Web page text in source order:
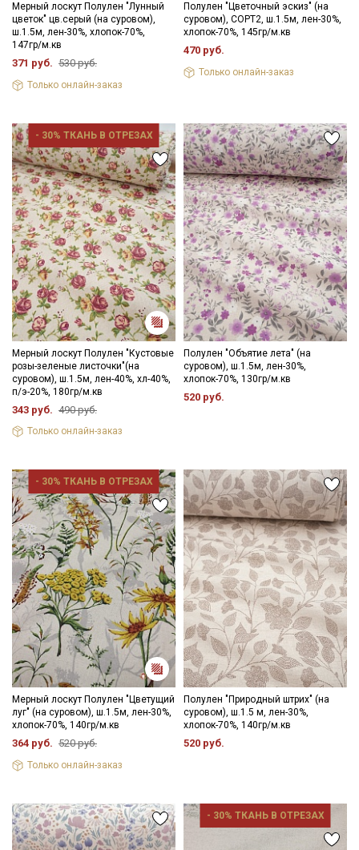
Мерный лоскут Полулен "Лунный
цветок" цв.серый (на суровом),
ш.1.5м, лен-30%, хлопок-70%,
147гр/м.кв
371 руб. 530 руб.
Только онлайн-заказ
Полулен "Цветочный эскиз" (на
суровом), СОРТ2, ш.1.5м, лен-30%,
хлопок-70%, 145гр/м.кв
470 руб.
Только онлайн-заказ
- 30% ТКАНЬ В ОТРЕЗАХ
Мерный лоскут Полулен "Кустовые
розы-зеленые листочки"(на
суровом), ш.1.5м, лен-40%, хл-40%,
п/э-20%, 180гр/м.кв
343 руб. 490 руб.
Только онлайн-заказ
Полулен "Объятие лета" (на
суровом), ш.1.5м, лен-30%,
хлопок-70%, 130гр/м.кв
520 руб.
- 30% ТКАНЬ В ОТРЕЗАХ
Мерный лоскут Полулен "Цветущий
луг" (на суровом), ш.1.5м, лен-30%,
хлопок-70%, 140гр/м.кв
364 руб. 520 руб.
Только онлайн-заказ
Полулен "Природный штрих" (на
суровом), ш.1.5 м, лен-30%,
хлопок-70%, 140гр/м.кв
520 руб.
- 30% ТКАНЬ В ОТРЕЗАХ
Подписаться
Ознакомлен(а) с
ДаюСогласие на получение рекламных и
информационных рассылок